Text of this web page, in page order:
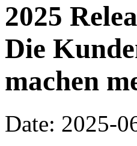
2025
Die
machen
Date: 2025-